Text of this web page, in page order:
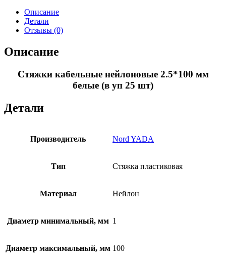
нейлоновые
2.5*100
(в
уп
Описание
Детали
Отзывы (0)
Описание
Стяжки кабельные нейлоновые 2.5*100 мм
белые (в уп 25 шт)
Детали
Производитель Nord YADA
Тип Стяжка пластиковая
Материал Нейлон
Диаметр минимальный, мм 1
Диаметр максимальный, мм 100